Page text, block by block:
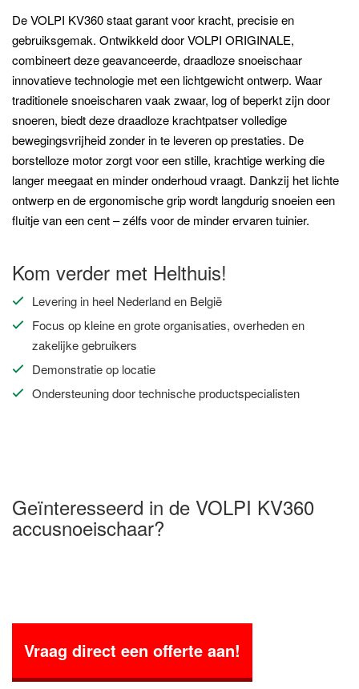
De VOLPI KV360 staat garant voor kracht, precisie en
gebruiksgemak. Ontwikkeld door VOLPI ORIGINALE,
combineert deze geavanceerde, draadloze snoeischaar
innovatieve technologie met een lichtgewicht ontwerp. Waar
traditionele snoeischaren vaak zwaar, log of beperkt zijn door
snoeren, biedt deze draadloze krachtpatser volledige
bewegingsvrijheid zonder in te leveren op prestaties. De
borstelloze motor zorgt voor een stille, krachtige werking die
langer meegaat en minder onderhoud vraagt. Dankzij het lichte
ontwerp en de ergonomische grip wordt langdurig snoeien een
fluitje van een cent – zélfs voor de minder ervaren tuinier.
Kom verder met Helthuis!
Levering in heel Nederland en België
Focus op kleine en grote organisaties, overheden en
zakelijke gebruikers
Demonstratie op locatie
Ondersteuning door technische productspecialisten
Geïnteresseerd in de VOLPI KV360
accusnoeischaar?
Vraag direct een offerte aan!